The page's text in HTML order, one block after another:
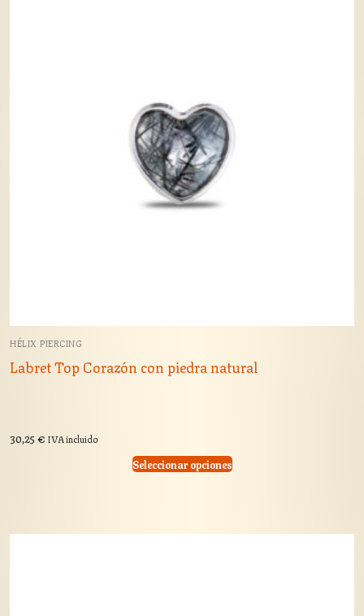
HÉLIX PIERCING
Labret Top Corazón con piedra natural
30,25€ IVA incluido
Seleccionar opciones